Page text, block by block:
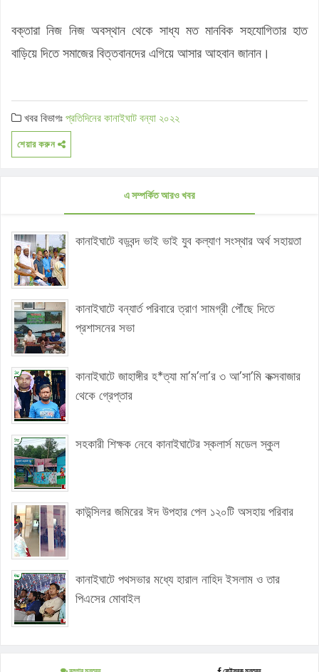
বক্তারা নিজ নিজ অবস্থান থেকে সাধ্য মত মানবিক সহযোগিতার হাত
বাড়িয়ে দিতে সমাজের বিত্তবানদের এগিয়ে আসার আহবান জানান।
খবর বিভাগঃপ্রতিদিনের কানাইঘাটবন্যা ২০২২
শেয়ার করুন
এ সম্পর্কিত আরও খবর
কানাইঘাটে বড়বন্দ ভাই ভাই যুব কল্যাণ সংস্থার অর্থ সহায়তা
কানাইঘাটে বন্যার্ত পরিবারে ত্রাণ সামগ্রী পৌঁছে দিতে
প্রশাসনের সভা
কানাইঘাটে জাহাঙ্গীর হ*ত্যা মা’ম’লা’র ৩ আ’সা’মি কক্সবাজার
থেকে গ্রেপ্তার
সহকারী শিক্ষক নেবে কানাইঘাটের স্কলার্স মডেল স্কুল
কাউন্সিলর জমিরের ঈদ উপহার পেল ১২০টি অসহায় পরিবার
কানাইঘাটে পথসভার মধ্যে হারাল নাহিদ ইসলাম ও তার
পিএসের মোবাইল